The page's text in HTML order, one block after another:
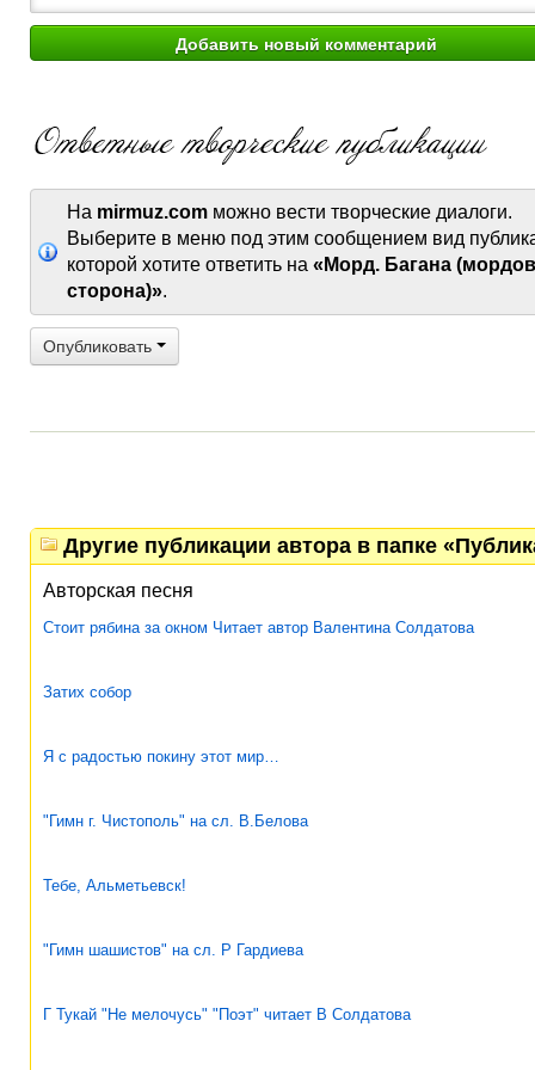
На mirmuz.com можно вести творческие диалоги.
Выберите в меню под этим сообщением вид
которой хотите ответить на «Морд. Багана
сторона)».
Опубликовать
Другие публикации автора в папке
Авторская песня
Стоит рябина за окном Читает автор Валентина Солдатова
Затих собор
Я с радостью покину этот мир…
"Гимн г. Чистополь" на сл. В.Белова
Тебе, Альметьевск!
"Гимн шашистов" на сл. Р Гардиева
Г Тукай "Не мелочусь" "Поэт" читает В Солдатова